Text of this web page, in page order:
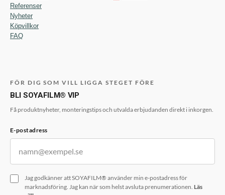
Referenser
Nyheter
Köpvillkor
FAQ
FÖR DIG SOM VILL LIGGA STEGET FÖRE
BLI SOYAFILM® VIP
Få produktnyheter, monteringstips och utvalda erbjudanden direkt i inkorgen.
E-postadress
Jag godkänner att SOYAFILM® använder min e-postadress för
marknadsföring. Jag kan när som helst avsluta prenumerationen. Läs